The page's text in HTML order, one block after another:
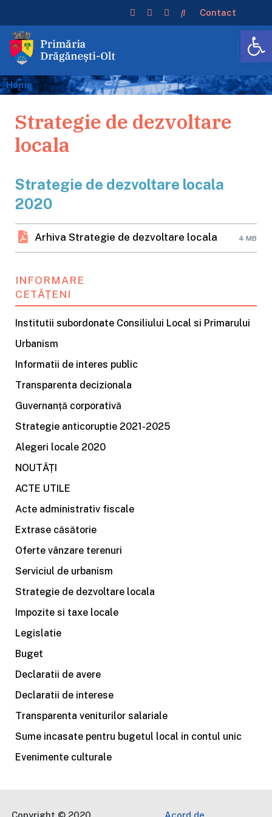
Home
Contact
Strategie de dezvoltare
locala
Strategie de dezvoltare locala
2020
Arhiva Strategie de dezvoltare locala 4 MB
INFORMARE
CETĂȚENI
Institutii subordonate Consiliului Local si Primarului
Urbanism
Informatii de interes public
Transparenta decizionala
Guvernanță corporativă
Strategie anticoruptie 2021-2025
Alegeri locale 2020
NOUTĂȚI
ACTE UTILE
Acte administrativ fiscale
Extrase căsătorie
Oferte vânzare terenuri
Serviciul de urbanism
Strategie de dezvoltare locala
Impozite si taxe locale
Legislatie
Buget
Declaratii de avere
Declaratii de interese
Transparenta veniturilor salariale
Sume incasate pentru bugetul local in contul unic
Evenimente culturale
Copyright © 2020 Acord de